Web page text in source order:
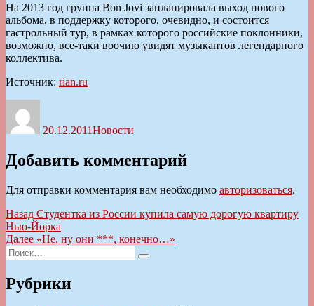
На 2013 год группа Bon Jovi запланировала выход нового
альбома, в поддержку которого, очевидно, и состоится
гастрольный тур, в рамках которого российские поклонники,
возможно, все-таки воочию увидят музыкантов легендарного
коллектива.
Источник: rian.ru
20.12.2011Новости
Добавить комментарий
Для отправки комментария вам необходимо авторизоваться.
Навигация
по
записям
Назад Предыдущая
запись:
Студентка из России купила самую дорогую квартиру
Нью-Йорка
Далее Следующая
«Не, ну они ***, конечно…»
Искать:
Поиск
Рубрики